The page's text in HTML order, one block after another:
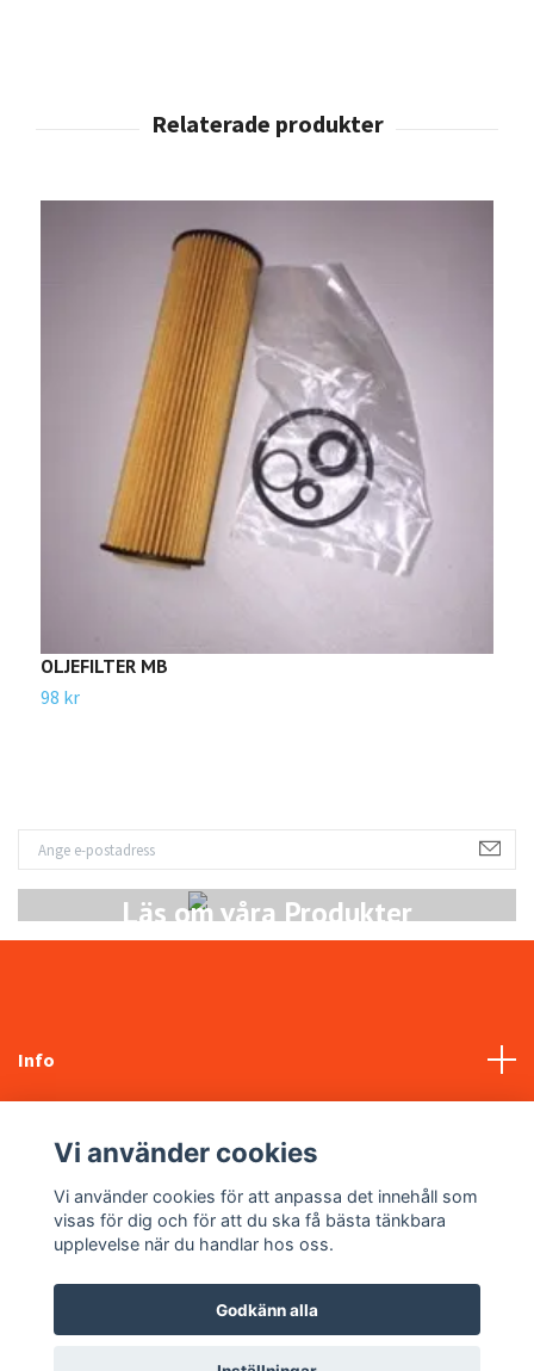
Läs om våra Produkter
OLJEFILTER MB
98 kr
Info
Sociala medier
© 2026 NYABILDELAR.SE
Vi använder cookies
Vi använder cookies för att anpassa det innehåll som
visas för dig och för att du ska få bästa tänkbara
upplevelse när du handlar hos oss.
Godkänn alla